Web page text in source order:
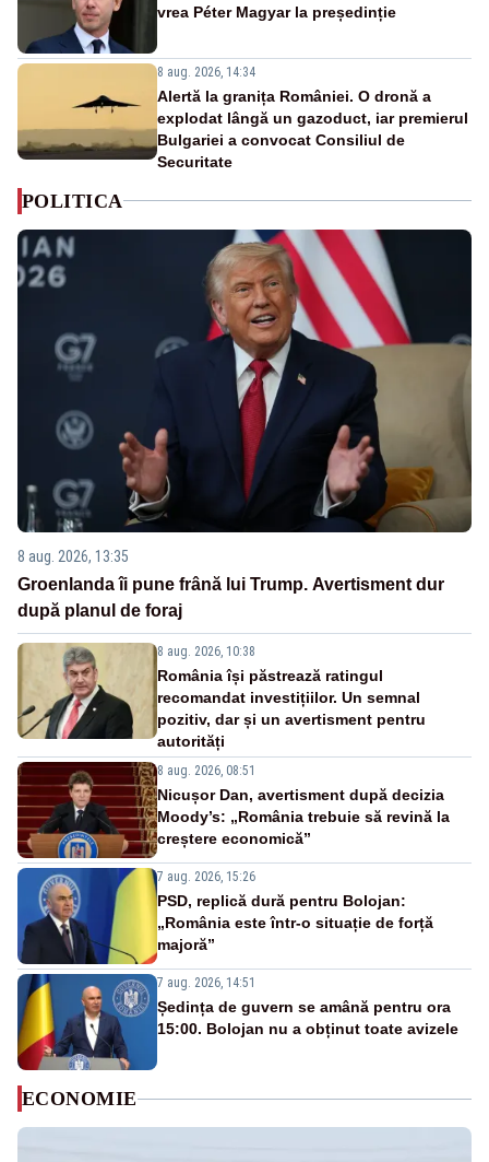
vrea Péter Magyar la președinție
8 aug. 2026, 14:34
Alertă la granița României. O dronă a
explodat lângă un gazoduct, iar premierul
Bulgariei a convocat Consiliul de
Securitate
POLITICA
8 aug. 2026, 13:35
Groenlanda îi pune frână lui Trump. Avertisment dur
după planul de foraj
8 aug. 2026, 10:38
România își păstrează ratingul
recomandat investițiilor. Un semnal
pozitiv, dar și un avertisment pentru
autorități
8 aug. 2026, 08:51
Nicușor Dan, avertisment după decizia
Moody’s: „România trebuie să revină la
creștere economică”
7 aug. 2026, 15:26
PSD, replică dură pentru Bolojan:
„România este într-o situație de forță
majoră”
7 aug. 2026, 14:51
Ședința de guvern se amână pentru ora
15:00. Bolojan nu a obținut toate avizele
ECONOMIE